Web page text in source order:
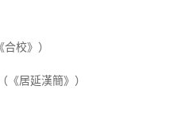
校》）
延漢簡》）